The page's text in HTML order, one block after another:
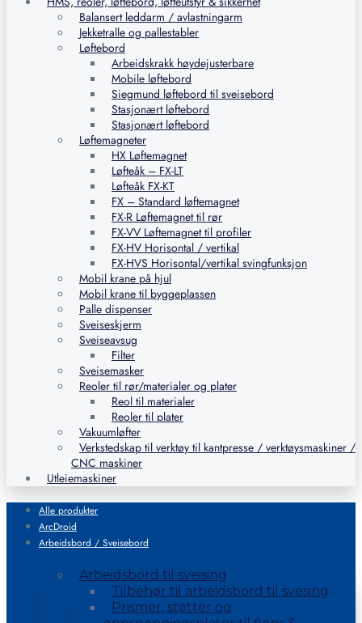
Balansert leddarm / avlastningarm
Jekketralle og pallestabler
Løftebord
Arbeidskrakk høydejusterbare
Mobile løftebord
Siegmund løftebord til sveisebord
Stasjonært løftebord
Stasjonært løftebord
Løftemagneter
HX Løftemagnet
Løfteåk – FX-LT
Løfteåk FX-KT
FX – Standard løftemagnet
FX-R Løftemagnet til rør
FX-VV Løftemagnet til profiler
FX-HV Horisontal / vertikal
FX-HVS Horisontal/vertikal svingfunksjon
Mobil krane på hjul
Mobil krane til byggeplassen
Palle dispenser
Sveiseskjerm
Sveiseavsug
Filter
Sveisemasker
Reoler til rør/materialer og plater
Reol til materialer
Reoler til plater
Vakuumløfter
Verkstedskap til verktøy til kantpresse / verktøysmaskiner /
CNC maskiner
Utleiemaskiner
Alle produkter
ArcDroid
Arbeidsbord / Sveisebord
Arbeidsbord til sveising
Tilbehør til arbeidsbord til svesing
Prismer, støtter og